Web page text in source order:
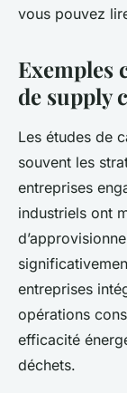
vous pouvez
Exemples
de supply
Les études de
souvent les
entreprises
industriels ont
entreprises
opérations
efficacité
déchets.